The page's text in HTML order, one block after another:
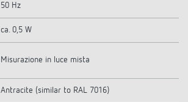
50 Hz
ca. 0,5 W
Misurazione in luce mista
Antracite (similar to RAL 7016)